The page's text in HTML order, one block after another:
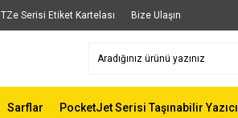
TZe Serisi Etiket Kartelası Bize Ulaşın
Sarflar PocketJet Serisi Taşınabilir